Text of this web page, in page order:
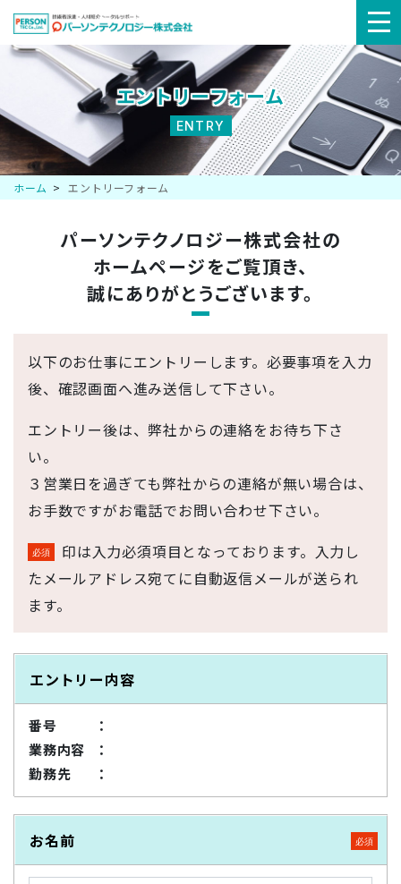
エントリーフォーム
ENTRY
ホーム エントリーフォーム
パーソンテクノロジー株式会社の
ホームページをご覧頂き、
誠にありがとうございます。
以下のお仕事にエントリーします。必要事項を入力
後、確認画面へ進み送信して下さい。
エントリー後は、弊社からの連絡をお待ち下さ
い。
３営業日を過ぎても弊社からの連絡が無い場合は、
お手数ですがお電話でお問い合わせ下さい。
印は入力必須項目となっております。入力し
たメールアドレス宛てに自動返信メールが送られ
ます。
エントリー内容
番号
業務内容
勤務先
お名前
メ
ュ
ー